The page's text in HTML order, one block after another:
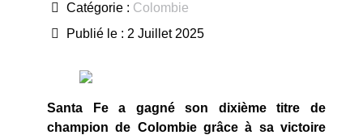
Catégorie : Colombie
Publié le : 2 Juillet 2025
Santa Fe a gagné son dixième titre de
champion de Colombie grâce à sa victoire